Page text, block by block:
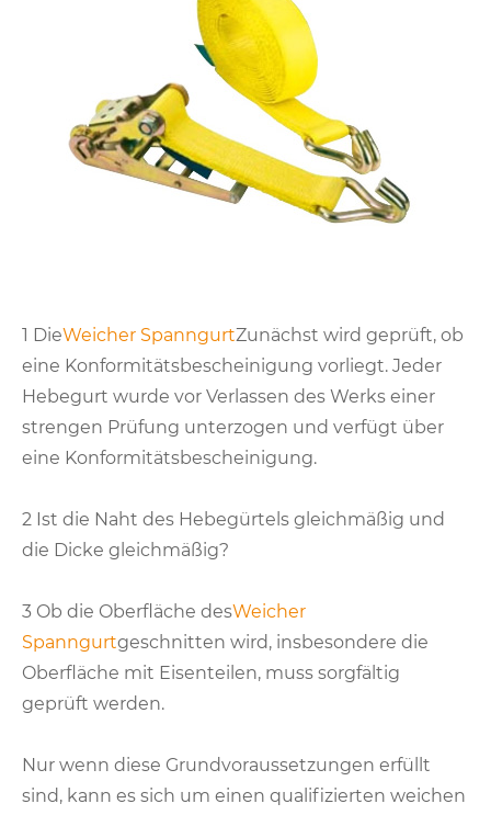
1 DieWeicher SpanngurtZunächst wird geprüft, ob
eine Konformitätsbescheinigung vorliegt. Jeder
Hebegurt wurde vor Verlassen des Werks einer
strengen Prüfung unterzogen und verfügt über
eine Konformitätsbescheinigung.
2 Ist die Naht des Hebegürtels gleichmäßig und
die Dicke gleichmäßig?
3 Ob die Oberfläche desWeicher
Spanngurtgeschnitten wird, insbesondere die
Oberfläche mit Eisenteilen, muss sorgfältig
geprüft werden.
Nur wenn diese Grundvoraussetzungen erfüllt
sind, kann es sich um einen qualifizierten weichen